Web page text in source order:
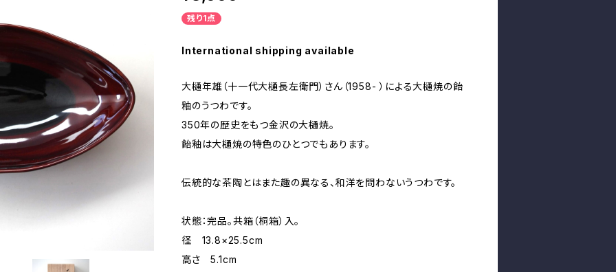
残り1点
International shipping available
大樋年雄（十一代大樋長左衛門）さん（1958- ）による大樋焼の飴
釉のうつわです。
350年の歴史をもつ金沢の大樋焼。
飴釉は大樋焼の特色のひとつでもあります。
伝統的な茶陶とはまた趣の異なる、和洋を問わないうつわです。
状態：完品。共箱（桐箱）入。
径 13.8×25.5cm
高さ 5.1cm